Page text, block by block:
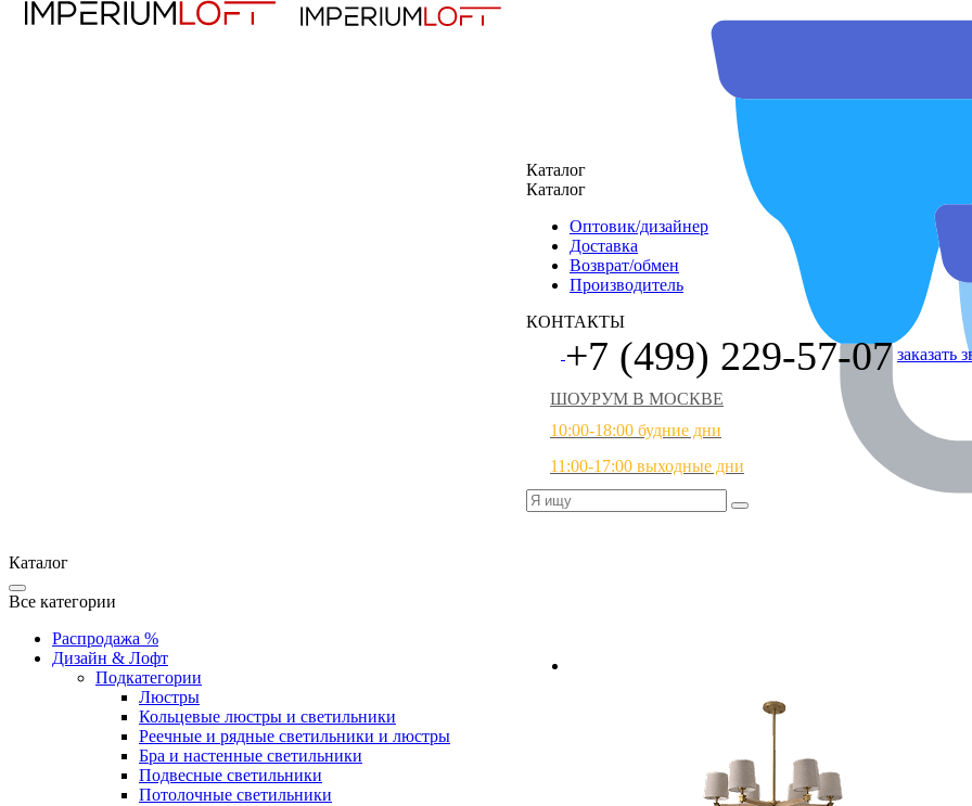
Каталог
Каталог
Оптовик/дизайнер
Доставка
Возврат/обмен
Производитель
КОНТАКТЫ
+7 (499) 229-57-07 заказать
ШОУРУМ В МОСКВЕ
10:00-18:00 будние дни
11:00-17:00 выходные дни
Каталог
Все категории
Распродажа %
Дизайн & Лофт
Подкатегории
Люстры
Кольцевые люстры и светильники
Реечные и рядные светильники и люстры
Бра и настенные светильники
Подвесные светильники
Потолочные светильники